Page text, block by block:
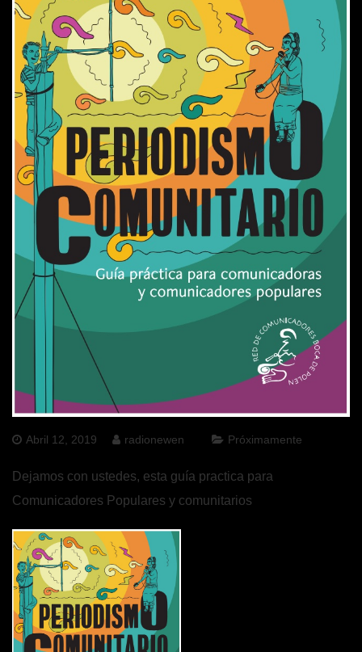
Abril 12, 2019 radionewen Próximamente
Dejamos con ustedes, esta guía practica para
Comunicadores Populares y comunitarios